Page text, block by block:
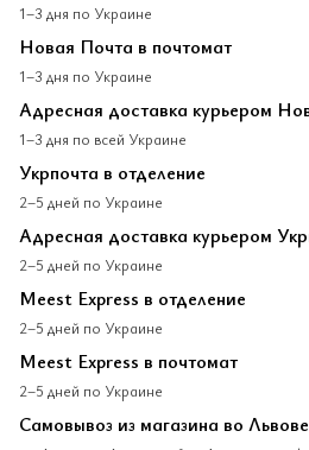
1–3 дня по Украине
Новая Почта в почтомат
1–3 дня по Украине
Адресная доставка курьером
1–3 дня по всей Украине
Укрпочта в отделение
2–5 дней по Украине
Адресная доставка курьером
2–5 дней по Украине
Meest Express в отделение
2–5 дней по Украине
Meest Express в почтомат
2–5 дней по Украине
Самовывоз из магазина во Львове